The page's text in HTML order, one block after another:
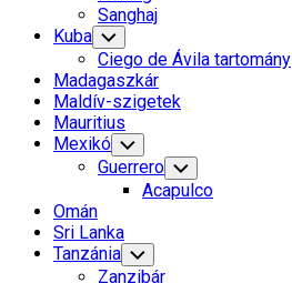
Sanghaj
Kuba Toggle
Child
Menu
Ciego de Ávila tartomány
Madagaszkár
Maldív-szigetek
Mauritius
Mexikó Toggle
Child
Menu
Guerrero Toggle
Child
Menu
Acapulco
Omán
Sri Lanka
Tanzánia Toggle
Child
Zanzibár